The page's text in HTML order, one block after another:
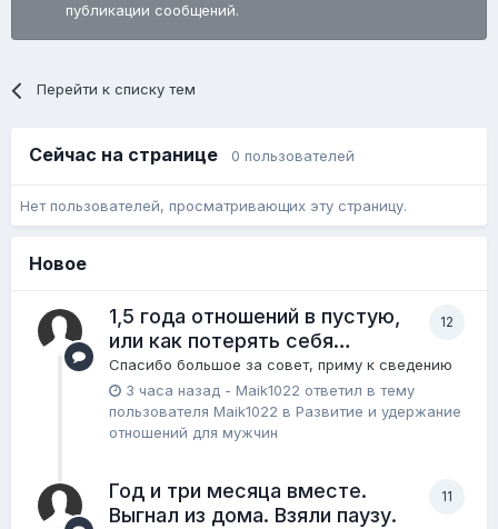
публикации сообщений.
Перейти к списку тем
Сейчас на странице 0 пользователей
Нет пользователей, просматривающих эту страницу.
Новое
12
1,5 года отношений в пустую,
или как потерять себя…
Спасибо большое за совет, приму к сведению
3 часа назад - Maik1022 ответил в тему
пользователя Maik1022 в Pазвитие и удержание
отношений для мужчин
11
Год и три месяца вместе.
Выгнал из дома. Взяли паузу.